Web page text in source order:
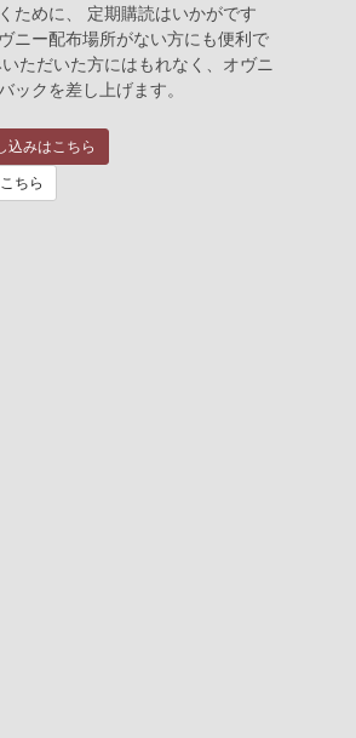
ために、 定期購読はいかがです
ニー配布場所がない方にも便利で
ただいた方にはもれなく、オヴニ
ックを差し上げます。
込みはこちら
ちら